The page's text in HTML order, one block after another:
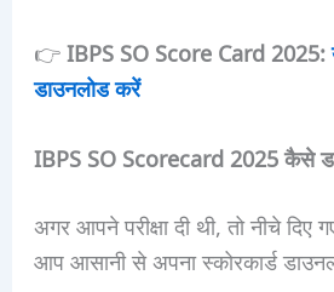
👉IBPS SO Score Card 2025:
डाउनलोड करें
IBPS SO Scorecard 2025 कैसे
अगर आपने परीक्षा दी थी, तो नीचे
आप आसानी से अपना स्कोरकार्ड